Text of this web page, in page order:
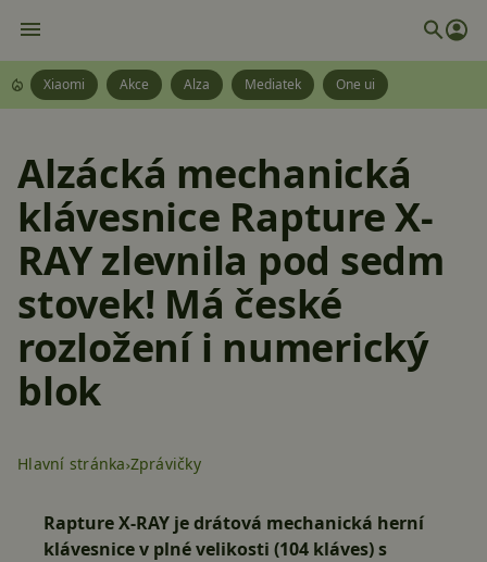
Xiaomi Akce Alza Mediatek One ui
Alzácká mechanická
klávesnice Rapture X-
RAY zlevnila pod sedm
stovek! Má české
rozložení i numerický
blok
Hlavní stránka Zprávičky
Rapture X-RAY je drátová mechanická herní
klávesnice v plné velikosti (104 kláves) s